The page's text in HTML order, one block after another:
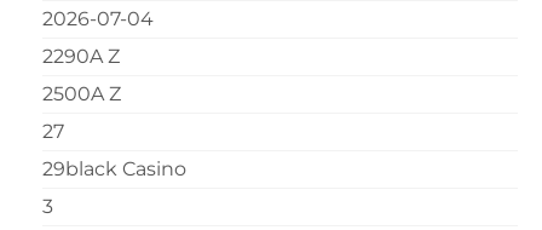
2026-07-04
2290A Z
2500A Z
27
29black Casino
3